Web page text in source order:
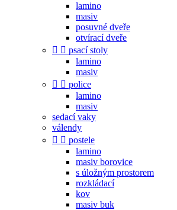
lamino
masiv
posuvné dveře
otvírací dveře
  psací stoly
lamino
masiv
  police
lamino
masiv
sedací vaky
válendy
  postele
lamino
masiv borovice
s úložným prostorem
rozkládací
kov
masiv buk